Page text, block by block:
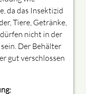
da das Insektizid
Tiere, Getränke,
nicht in der
Der Behälter
gut verschlossen